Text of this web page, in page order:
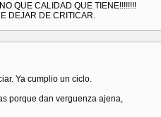
QUE CALIDAD QUE TIENE!!!!!!!!
DEJAR DE CRITICAR.
Ya cumplio un ciclo.
porque dan verguenza ajena,